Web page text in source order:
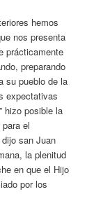
hemos
nos presenta
prácticamente
preparando
su pueblo de la
expectativas
hizo posible la
el
san Juan
la plenitud
en que el Hijo
por los